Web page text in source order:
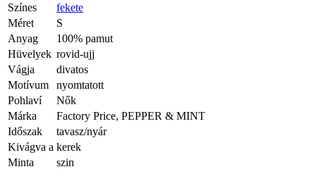
Színes
fekete
Méret
S
Anyag
100% pamut
Hüvelyek rovid-ujj
Vágja
divatos
Motívum
nyomtatott
Pohlaví
Nők
Márka
Factory Price, PEPPER & MINT
Időszak
tavasz/nyár
Kivágva a kerek
Minta
szin